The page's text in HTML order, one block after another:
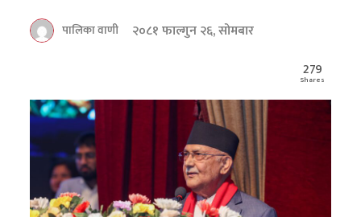
पालिका वाणी
२०८१ फाल्गुन २६, सोमबार
279
Shares